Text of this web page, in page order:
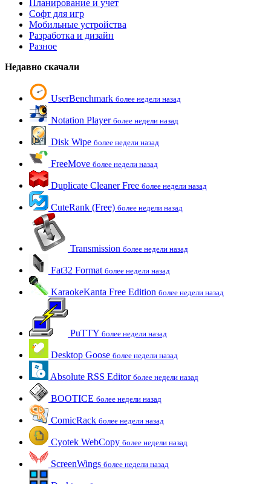
Планирование и учет
Софт для игр
Мобильные устройства
Разработка и дизайн
Разное
Недавно скачали
UserBenchmark более недели назад
Notation Player более недели назад
Disk Wipe более недели назад
FreeMove более недели назад
Duplicate Cleaner Free более недели назад
CuteRank (Free) более недели назад
Transmission более недели назад
Fat32 Format более недели назад
KaraokeKanta Free Edition более недели назад
PuTTY более недели назад
Desktop Goose более недели назад
Absolute RSS Editor более недели назад
BOOTICE более недели назад
ComicRack более недели назад
Cyotek WebCopy более недели назад
ScreenWings более недели назад